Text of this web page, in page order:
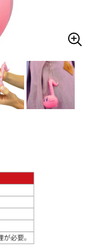
エフェクター
レコーディング機器
ヴィンテージ